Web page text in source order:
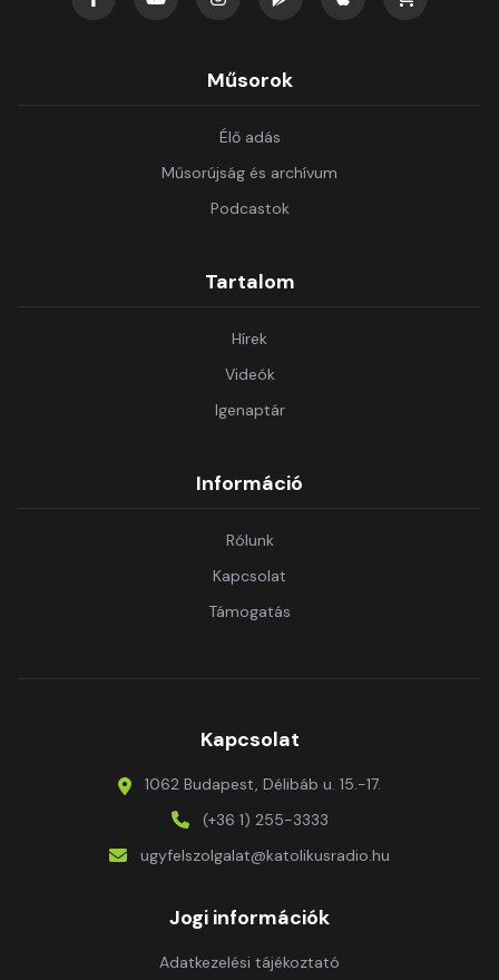
Műsorok
Élő adás
Műsorújság és archívum
Podcastok
Tartalom
Hírek
Videók
Igenaptár
Információ
Rólunk
Kapcsolat
Támogatás
Kapcsolat
1062 Budapest, Délibáb u. 15.-17.
(+36 1) 255-3333
ugyfelszolgalat@katolikusradio.hu
Jogi információk
Adatkezelési tájékoztató